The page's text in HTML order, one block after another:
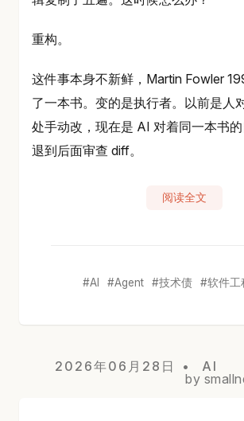
重构。
这件事本身不新鲜，Martin Fowler
了一本书。变的是执行者。以前是人
处手动改，现在是 AI 对着同一本书
退到后面审查 diff。
阅读全文
AI Agent 技术债 软件工
2026年06月28日
AI
by